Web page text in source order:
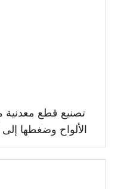
تصنيع قطع
الألواح وضغطها